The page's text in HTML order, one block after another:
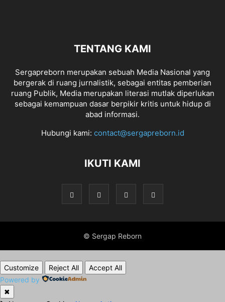
TENTANG KAMI
Sergapreborn merupakan sebuah Media Nasional yang
bergerak di ruang jurnalistik, sebagai entitas pemberian
ruang Publik, Media merupakan literasi mutlak diperlukan
sebagai kemampuan dasar berpikir kritis untuk hidup di
abad informasi.
Hubungi kami: contact@sergapreborn.id
IKUTI KAMI
© Sergap Reborn
Customize Reject All
Accept All
Powered by
✖